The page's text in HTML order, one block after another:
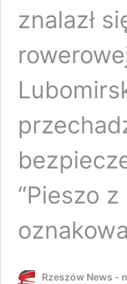
znalazł
“Pieszo
Rzeszów News -